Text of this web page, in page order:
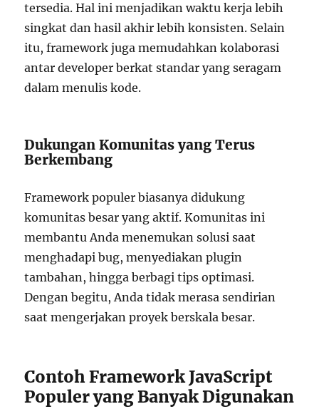
tersedia. Hal ini menjadikan waktu kerja lebih
singkat dan hasil akhir lebih konsisten. Selain
itu, framework juga memudahkan kolaborasi
antar developer berkat standar yang seragam
dalam menulis kode.
Dukungan Komunitas yang Terus
Berkembang
Framework populer biasanya didukung
komunitas besar yang aktif. Komunitas ini
membantu Anda menemukan solusi saat
menghadapi bug, menyediakan plugin
tambahan, hingga berbagi tips optimasi.
Dengan begitu, Anda tidak merasa sendirian
saat mengerjakan proyek berskala besar.
Contoh Framework JavaScript
Populer yang Banyak Digunakan